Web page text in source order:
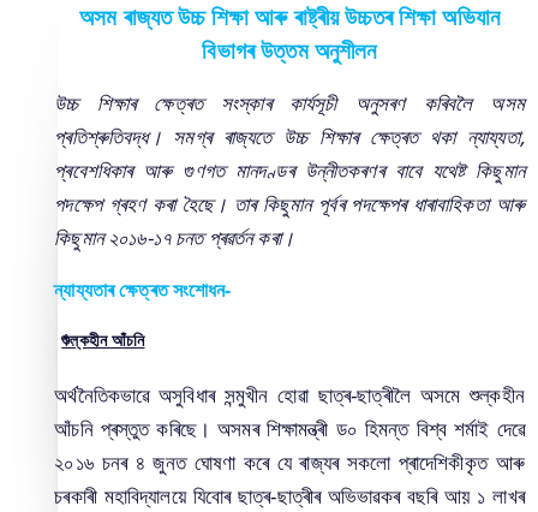
কাগজপত্র
আমাৰ বিষয়ে
আমি কি কৰো
ইতিহাস
You can find information on Our Ministers, Key
Officials, Our Vision,Mission and Functions and
অসম ৰাজ্যত উচ্চ শিক্ষা আৰু ৰাষ্ট্ৰীয় উচ্চতৰ শিক্ষা অভিযান
বিভাগৰ উত্তম অনুশীলন
উচ্চ শিক্ষাৰ ক্ষেত্ৰত সংস্কাৰ কাৰ্যসূচী অনুসৰণ কৰিবলৈ অসম
প্ৰতিশ্ৰুতিবদ্ধ। সমগ্ৰ ৰাজ্যতে উচ্চ শিক্ষাৰ ক্ষেত্ৰত থকা ন্যায্যতা,
প্ৰবেশধিকাৰ আৰু গুণগত মানদণ্ডৰ উন্নীতকৰণৰ বাবে যথেষ্ট কিছুমান
পদক্ষেপ গ্ৰহণ কৰা হৈছে। তাৰ কিছুমান পূৰ্বৰ পদক্ষেপৰ ধাৰাবাহিকতা আৰু
কিছুমান ২০১৬-১৭ চনত প্ৰৱৰ্তন কৰা।
ন্যায্যতাৰ ক্ষেত্ৰত সংশোধন-
শুল্কহীন আঁচনি
অৰ্থনৈতিকভাৱে অসুবিধাৰ সন্মুখীন হোৱা ছাত্ৰ-ছাত্ৰীলৈ অসমে শুল্কহীন
আঁচনি প্ৰস্তুত কৰিছে। অসমৰ শিক্ষামন্ত্ৰী ড০ হিমন্ত বিশ্ব শৰ্মাই দেৱে
২০১৬ চনৰ ৪ জুনত ঘোষণা কৰে যে ৰাজ্যৰ সকলো প্ৰাদেশিকীকৃত আৰু
চৰকাৰী মহাবিদ্যালয়ে যিবোৰ ছাত্ৰ-ছাত্ৰীৰ অভিভাৱকৰ বছৰি আয় ১ লাখৰ